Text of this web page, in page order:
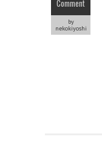
Comment
by
nekokiyoshi